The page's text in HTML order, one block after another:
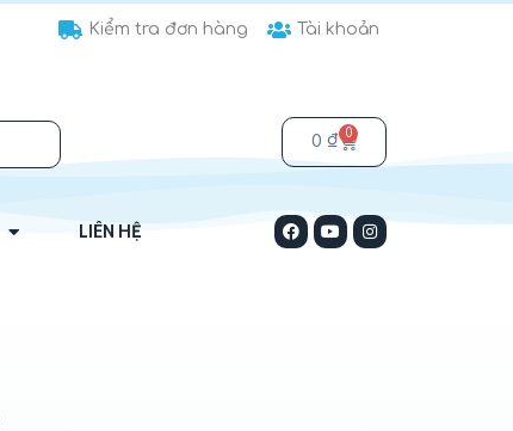
Kiểm tra đơn hàng Tài khoản
0₫ 0
LIÊN HỆ